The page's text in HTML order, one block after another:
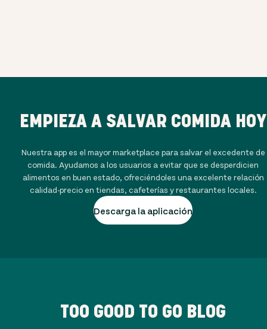
EMPIEZA A SALVAR COMIDA HOY
Nuestra app es el mayor marketplace para salvar el excedente de
comida. Ayudamos a los usuarios a evitar que se desperdicien
alimentos en buen estado, ofreciéndoles una excelente relación
calidad-precio en tiendas, cafeterías y restaurantes locales.
Descarga la aplicación
TOO GOOD TO GO BLOG